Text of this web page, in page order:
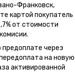
Франковск,
картой покупатель
от стоимости
предоплате через
на новую
активированной